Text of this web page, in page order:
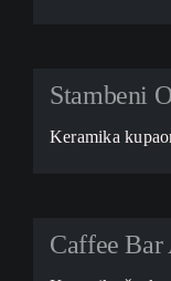
Stambeni
Keramika
Caffee